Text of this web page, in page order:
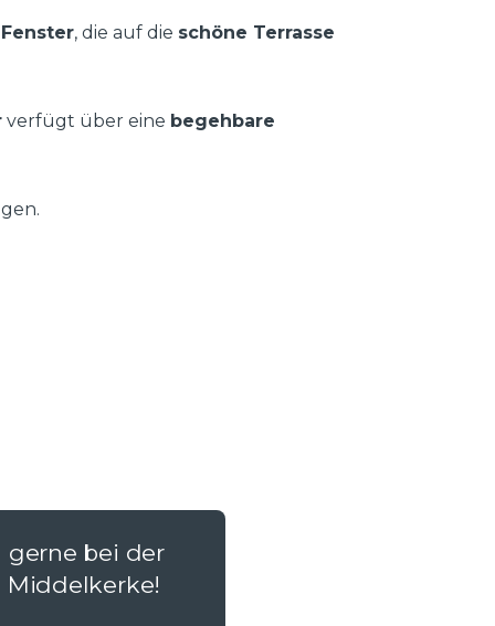
, die auf die schöne Terrasse
verfügt über eine begehbare
gerne bei der
Middelkerke!